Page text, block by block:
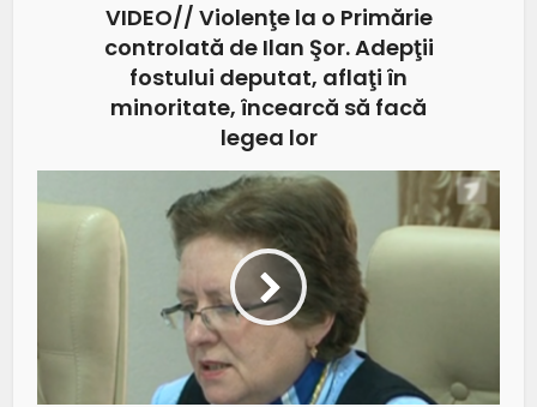
VIDEO// Violenţe la o Primărie
controlată de Ilan Şor. Adepţii
fostului deputat, aflaţi în
minoritate, încearcă să facă
legea lor